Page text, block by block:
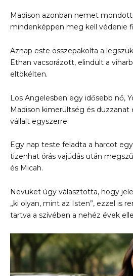
Madison azonban nemet
mindenképpen meg kell védenie
Aznap este összepakolta a
Ethan vacsorázott, elindult a
eltökélten.
Los Angelesben egy idősebb nő,
Madison kimerültség és
vállalt egyszerre.
Egy nap teste feladta a harcot
tizenhat órás vajúdás után
és Micah.
Nevüket úgy választotta, hogy
„ki olyan, mint az Isten”, ezzel is
tartva a szívében a nehéz évek